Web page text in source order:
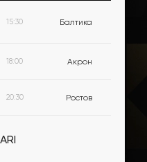
15:30 Балтика
18:00 Акрон
20:30 Ростов